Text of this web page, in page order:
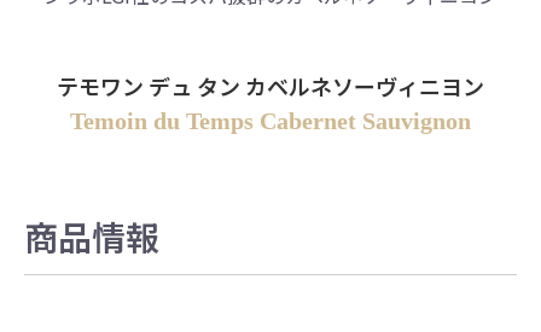
テモワン デュ タン カベルネソーヴィニヨン
Temoin du Temps Cabernet Sauvignon
商品情報